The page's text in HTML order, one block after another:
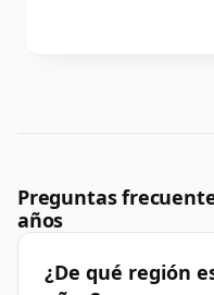
Preguntas
años
¿De qué región